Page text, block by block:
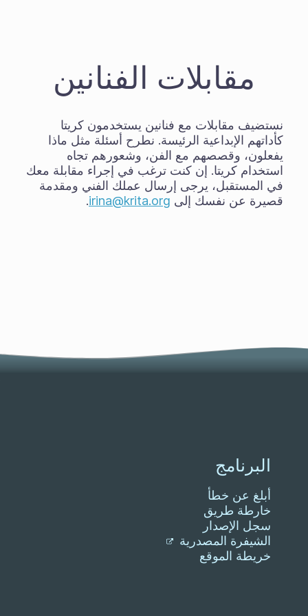
مقابلات الفنانين
نستضيف مقابلات مع فنانين يستخدمون كريتا
كأداتهم الإبداعية الرئيسة. نطرح أسئلة مثل ماذا
يفعلون، وقصصهم مع الفن، وشعورهم تجاه
استخدام كريتا. إن كنت ترغب في إجراء مقابلة معك
في المستقبل، يرجى إرسال عملك الفني ومقدمة
قصيرة عن نفسك إلى irina@krita.org
.
البرنامج
أبلغ عن خطأ
خارطة طريق
سجل الإصدار
الشيفرة المصدرية
خريطة الموقع